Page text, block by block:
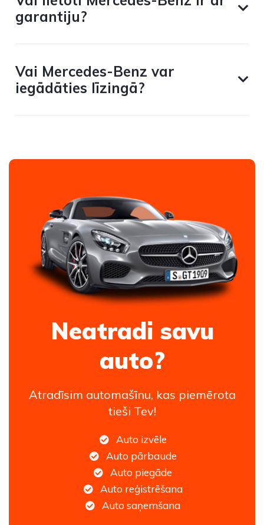
garantiju?
Vai Mercedes-Benz var
iegādāties līzingā?
Neatradi savu
auto?
Atradīsim automašīnu, kas piemērota
tieši Tev!
Auto izvēle
Auto pārbaude
Auto piegāde
Auto reģistrēšana
Auto saņemšana